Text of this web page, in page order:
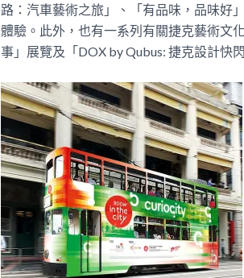
路：汽車藝術之旅」、「有品味，品味好
體驗。此外，也有一系列有關捷克藝術文
事」展覽及「DOX by Qubus: 捷克設計快